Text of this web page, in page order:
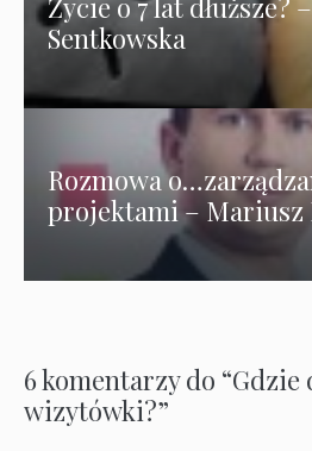
Sentkowska
Rozmowa
projektami – Mariusz
6 komentarzy do
wizytówki?”